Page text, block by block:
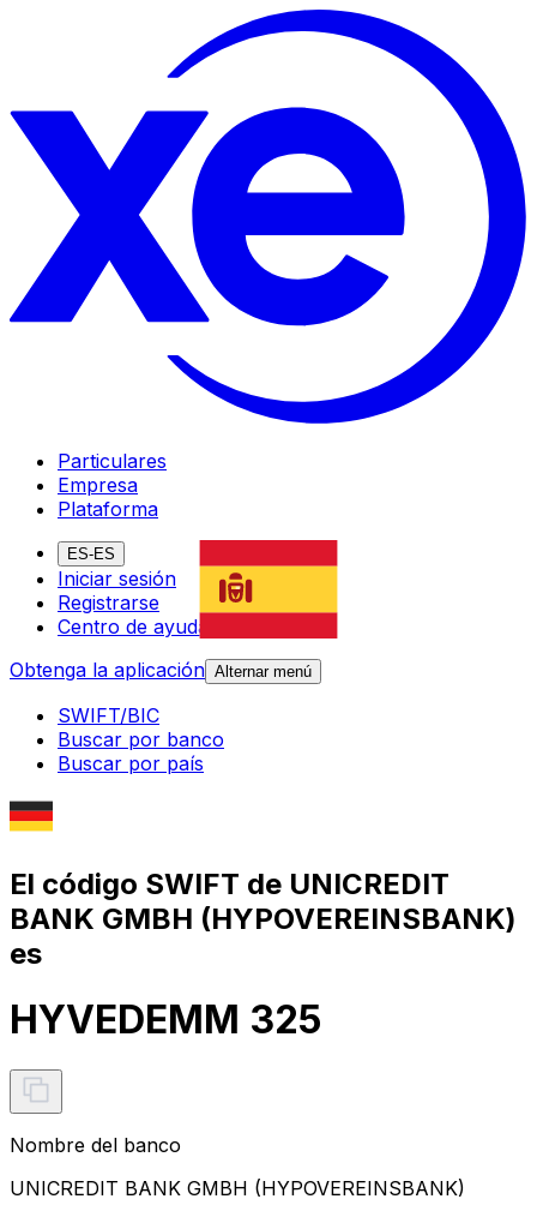
Particulares
Empresa
Plataforma
ES-ES
Iniciar sesión
Registrarse
Centro de ayuda
Obtenga la aplicación Alternar menú
SWIFT/BIC
Buscar por banco
Buscar por país
El código SWIFT de UNICREDIT
BANK GMBH (HYPOVEREINSBANK)
es
HYVEDEMM 325
Nombre del banco
UNICREDIT BANK GMBH (HYPOVEREINSBANK)